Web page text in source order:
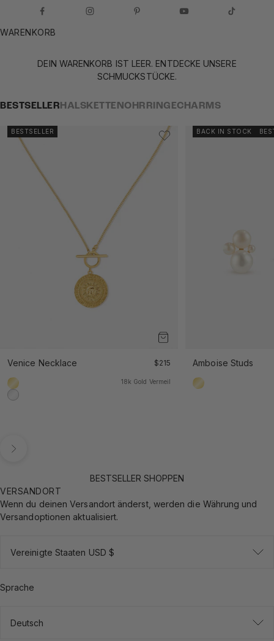
WARENKORB
DEIN WARENKORB IST LEER. ENTDECKE UNSERE
SCHMUCKSTÜCKE.
BESTSELLER HALSKETTEN OHRRINGECHARMS
BESTSELLER
Venice Necklace Angebot
$215
18k Gold Vermeil
925 Sterling Silber
18k Gold Vermeil
BACK IN STOCK
Amboise Studs
18k Gold Vermeil
BESTSELLER SHOPPEN
VERSANDORT
Wenn du deinen Versandort änderst, werden die Währung und
Versandoptionen aktualisiert.
Vereinigte Staaten USD $
Sprache
Deutsch